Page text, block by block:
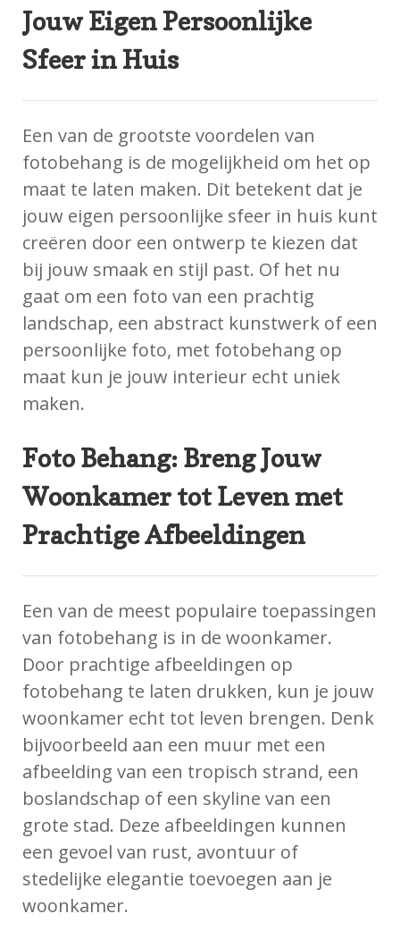
Jouw Eigen Persoonlijke
Sfeer in Huis
Een van de grootste voordelen van
fotobehang is de mogelijkheid om het op
maat te laten maken. Dit betekent dat je
jouw eigen persoonlijke sfeer in huis kunt
creëren door een ontwerp te kiezen dat
bij jouw smaak en stijl past. Of het nu
gaat om een foto van een prachtig
landschap, een abstract kunstwerk of een
persoonlijke foto, met fotobehang op
maat kun je jouw interieur echt uniek
maken.
Foto Behang: Breng Jouw
Woonkamer tot Leven met
Prachtige Afbeeldingen
Een van de meest populaire toepassingen
van fotobehang is in de woonkamer.
Door prachtige afbeeldingen op
fotobehang te laten drukken, kun je jouw
woonkamer echt tot leven brengen. Denk
bijvoorbeeld aan een muur met een
afbeelding van een tropisch strand, een
boslandschap of een skyline van een
grote stad. Deze afbeeldingen kunnen
een gevoel van rust, avontuur of
stedelijke elegantie toevoegen aan je
woonkamer.